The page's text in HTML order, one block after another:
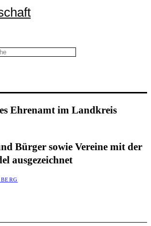
Ehren­amt im Land­kreis
Bür­ger sowie Ver­ei­ne mit der
ausgezeichnet